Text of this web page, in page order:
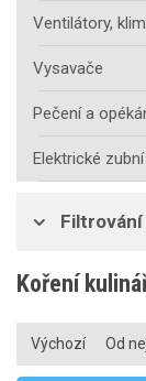
Ventilátory,
Vysavače
Pečení a
Elektrické
Koření
Výchozí Od